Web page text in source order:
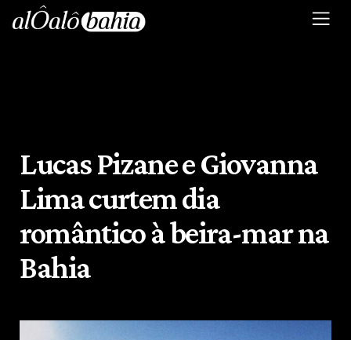
Lucas Pizane e Giovanna
Lima curtem dia
romântico à beira-mar na
Bahia